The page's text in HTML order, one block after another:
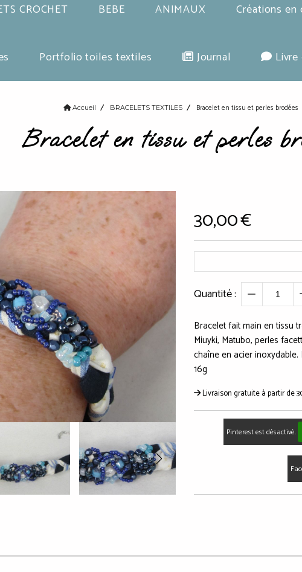
CROCHET BEBE ANIMAUX Créations en
Portfolio toiles textiles Journal
Accueil BRACELETS TEXTILES Bracelet en tissu et perles brodées
Bracelet en tissu et perles
30,00€
Quantité :
Bracelet fait main en tissu
Miuyki, Matubo, perles
chaîne en acier inoxydable.
16g
Livraison gratuite à partir de
Pinterest est désactivé.